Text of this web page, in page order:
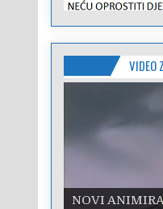
VIDEO
NOVI